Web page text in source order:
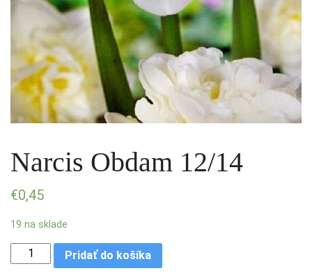
Narcis Obdam 12/14
€0,45
19 na sklade
množstvo Narcis Obdam 12/14
Pridať do košíka